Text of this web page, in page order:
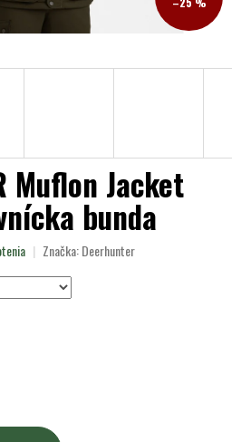
Muflon Jacket
bunda
Značka:Deerhunter